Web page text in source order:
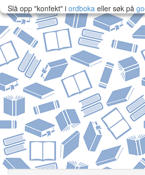
Slå opp "konfekt" i ordboka eller søk på